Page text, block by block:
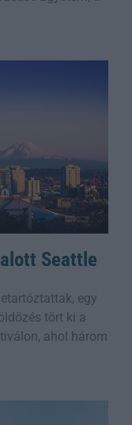
Seattle
egy
tört ki a
ahol három